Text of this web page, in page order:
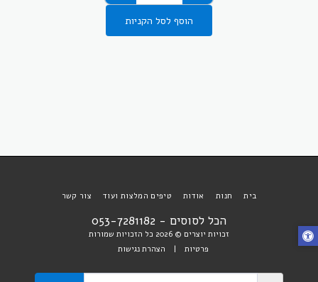
הוסף לסל הקניות
הכל לסוסים - 053-7281182
זכויות יוצרים © 2026 כל הזכויות שמורות
פרטיות | הצהרת נגישות
בית חנות אודות טיפים המלצות ועוד צור קשר